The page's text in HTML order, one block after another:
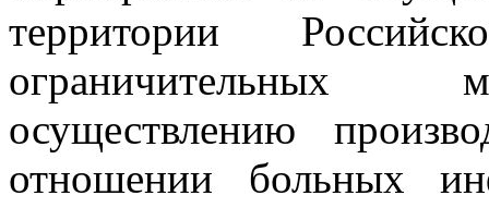
территории
ограничительных
осуществлению
отношении больных